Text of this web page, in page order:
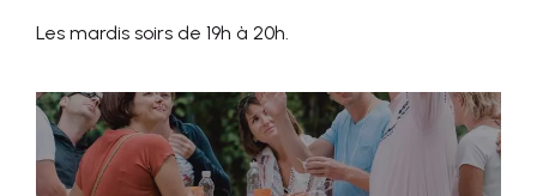
Les mardis soirs de 19h à 20h.